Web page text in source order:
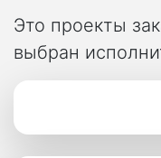
Это проекты
выбран